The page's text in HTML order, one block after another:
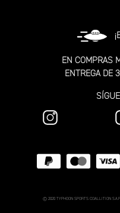
EN COMPRAS
ENTREGA DE
© 2020 TYPHOON SPORTS COALLITION